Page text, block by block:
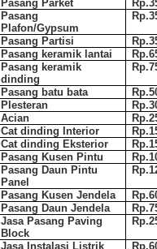
Pasang Parket
Pasang
Plafon/Gypsum
Pasang Partisi
Pasang keramik lantai
Pasang keramik
dinding
Pasang batu bata
Plesteran
Acian
Cat dinding Interior
Cat dinding Eksterior
Pasang Kusen Pintu
Pasang Daun Pintu
Panel
Pasang Kusen Jendela
Pasang Daun Jendela
Jasa Pasang Paving
Block
Jasa Instalasi Listrik